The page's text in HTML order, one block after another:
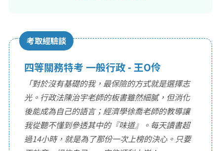
考取經驗談
四等關務特考 一般行政 - 王O伶
「對於沒有基礎的我，最保險的方式就是選擇志
光。行政法陳治宇老師的板書雖然細膩，但消化
後能成為自己的語言；經濟學徐喬老師的教導讓
我從聽不懂到參透其中的『味道』。每天讀書超
過14小時，就是為了那份一次上榜的決心。只要